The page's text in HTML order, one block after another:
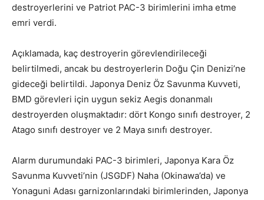
destroyerlerini ve Patriot PAC-3 birimlerini imha etme
emri verdi.
Açıklamada, kaç destroyerin görevlendirileceği
belirtilmedi, ancak bu destroyerlerin Doğu Çin Denizi’ne
gideceği belirtildi. Japonya Deniz Öz Savunma Kuvveti,
BMD görevleri için uygun sekiz Aegis donanmalı
destroyerden oluşmaktadır: dört Kongo sınıfı destroyer, 2
Atago sınıfı destroyer ve 2 Maya sınıfı destroyer.
Alarm durumundaki PAC-3 birimleri, Japonya Kara Öz
Savunma Kuvveti’nin (JSGDF) Naha (Okinawa’da) ve
Yonaguni Adası garnizonlarındaki birimlerinden, Japonya